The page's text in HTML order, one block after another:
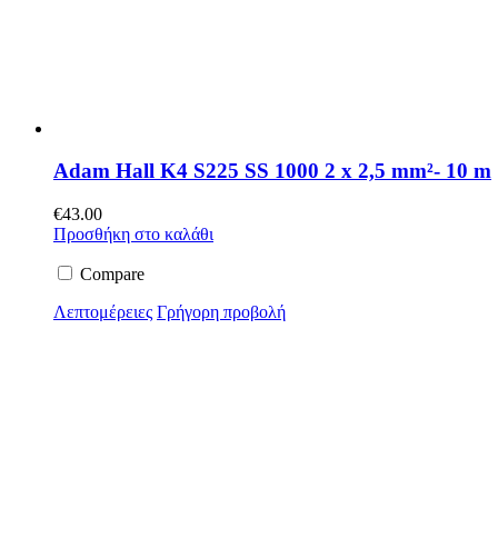
Adam Hall K4 S225 SS 1000 2 x 2,5 mm²- 10 m
€43.00
Προσθήκη στο καλάθι
Compare
Λεπτομέρειες Γρήγορη προβολή